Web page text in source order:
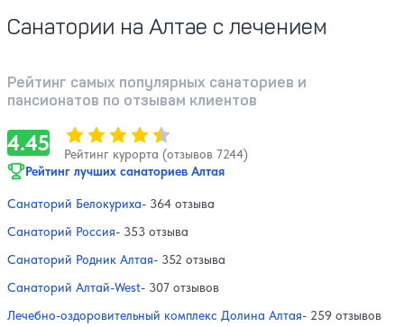
Санатории на Алтае с лечением
Рейтинг самых популярных санаториев и
пансионатов по отзывам клиентов
4.45 Оценка, количество звезд:
Рейтинг курорта (отзывов 7244)
Рейтинг лучших санаториев Алтая
Санаторий Белокуриха- 364 отзыва
Санаторий Россия- 353 отзыва
Санаторий Родник Алтая- 352 отзыва
Санаторий Алтай-West- 307 отзывов
Лечебно-оздоровительный комплекс Долина Алтая- 259 отзывов